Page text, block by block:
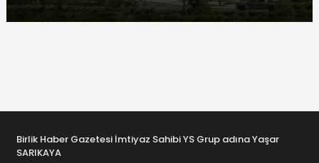
Birlik Haber Gazetesi İmtiyaz Sahibi YS Grup adına Yaşar
SARIKAYA